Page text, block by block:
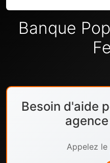
Banque
Besoin d'aide
Appelez le